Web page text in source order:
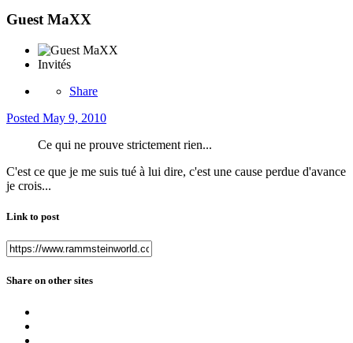
Guest MaXX
Invités
Share
Posted May 9, 2010
Ce qui ne prouve strictement rien...
C'est ce que je me suis tué à lui dire, c'est une cause perdue d'avance
je crois...
Link to post
Share on other sites